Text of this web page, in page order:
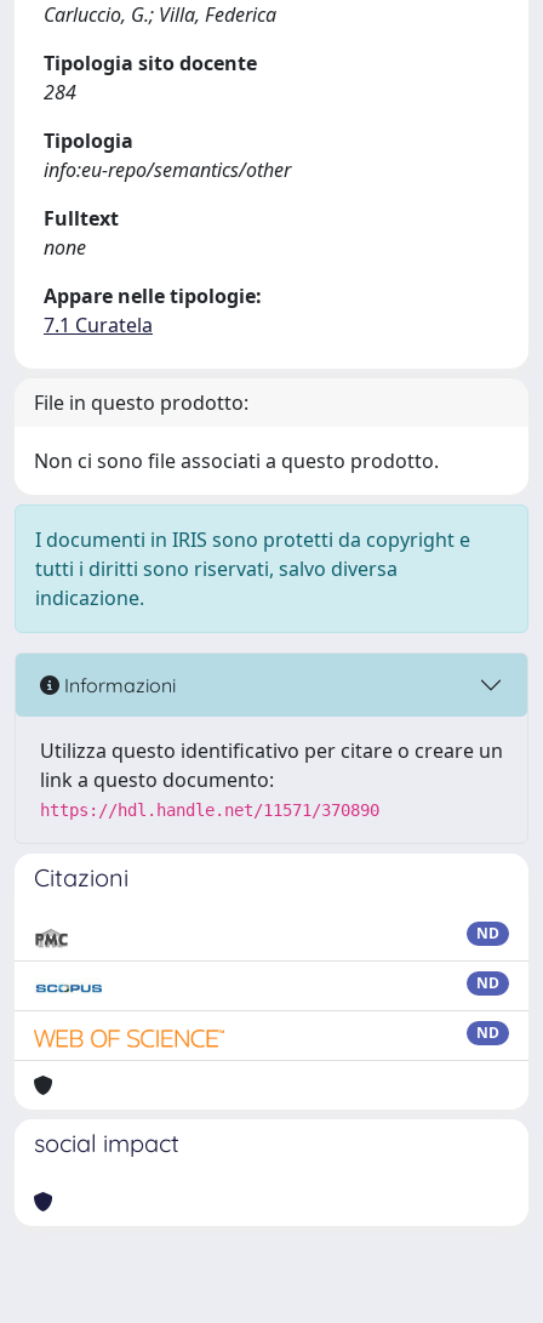
Carluccio, G.; Villa, Federica
Tipologia sito docente
284
Tipologia
info:eu-repo/semantics/other
Fulltext
none
Appare nelle tipologie:
7.1 Curatela
File in questo prodotto:
Non ci sono file associati a questo prodotto.
I documenti in IRIS sono protetti da copyright e
tutti i diritti sono riservati, salvo diversa
indicazione.
Informazioni
Utilizza questo identificativo per citare o creare un
link a questo documento:
https://hdl.handle.net/11571/370890
Citazioni
ND
ND
ND
social impact